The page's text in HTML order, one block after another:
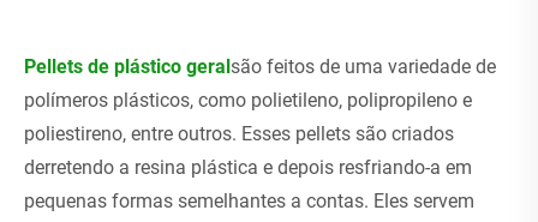
Pellets de plástico geralsão feitos de uma variedade de
polímeros plásticos, como polietileno, polipropileno e
poliestireno, entre outros. Esses pellets são criados
derretendo a resina plástica e depois resfriando-a em
pequenas formas semelhantes a contas. Eles servem